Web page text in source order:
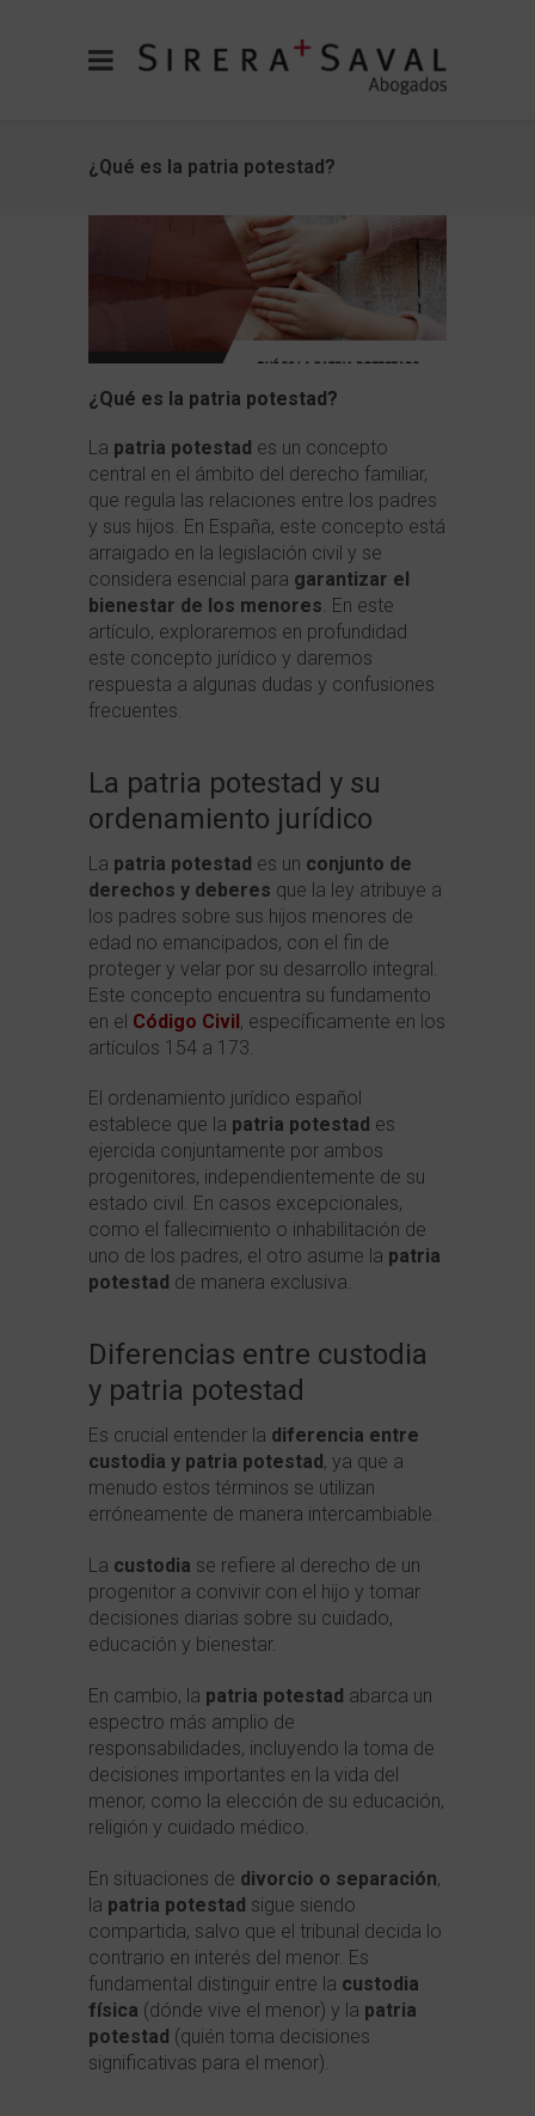
¿Qué es la patria potestad?
¿Qué es la patria potestad?
La patria potestad es un concepto
central en el ámbito del derecho familiar,
que regula las relaciones entre los padres
y sus hijos. En España, este concepto está
arraigado en la legislación civil y se
considera esencial para garantizar el
bienestar de los menores . En este
artículo, exploraremos en profundidad
este concepto jurídico y daremos
respuesta a algunas dudas y confusiones
frecuentes.
La patria potestad y su
ordenamiento jurídico
La patria potestad es un conjunto de
derechos y deberes que la ley atribuye a
los padres sobre sus hijos menores de
edad no emancipados, con el fin de
proteger y velar por su desarrollo integral.
Este concepto encuentra su fundamento
en el Código Civil, específicamente en los
artículos 154 a 173.
El ordenamiento jurídico español
establece que la patria potestad es
ejercida conjuntamente por ambos
progenitores, independientemente de su
estado civil. En casos excepcionales,
como el fallecimiento o inhabilitación de
uno de los padres, el otro asume la patria
potestad de manera exclusiva.
Diferencias entre custodia
y patria potestad
Es crucial entender la diferencia entre
custodia y patria potestad , ya que a
menudo estos términos se utilizan
erróneamente de manera intercambiable.
La custodia se refiere al derecho de un
progenitor a convivir con el hijo y tomar
decisiones diarias sobre su cuidado,
educación y bienestar.
En cambio, la patria potestad abarca un
espectro más amplio de
responsabilidades, incluyendo la toma de
decisiones importantes en la vida del
menor, como la elección de su educación,
religión y cuidado médico.
En situaciones de divorcio o separación,
la patria potestad sigue siendo
compartida, salvo que el tribunal decida lo
contrario en interés del menor. Es
fundamental distinguir entre la custodia
física (dónde vive el menor) y la patria
potestad (quién toma decisiones
significativas para el menor).